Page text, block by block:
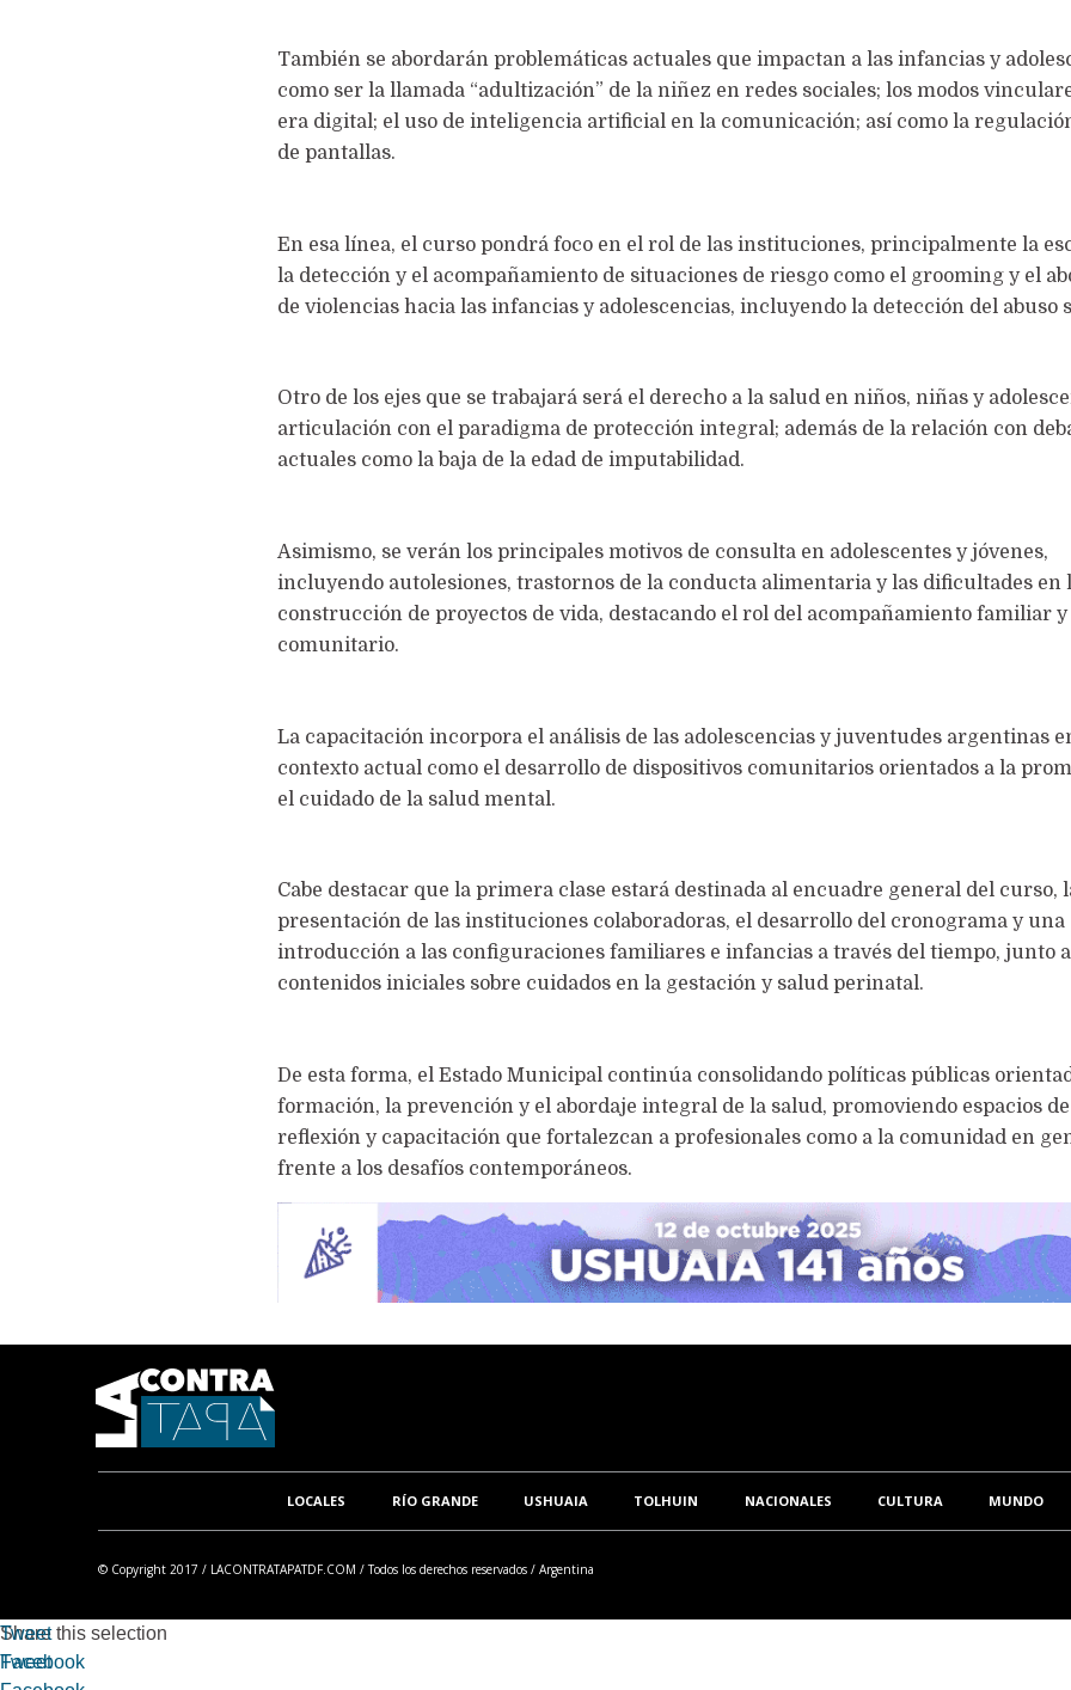
También se abordarán problemáticas actuales que impactan a las infancias y
como ser la llamada “adultización” de la niñez en redes sociales; los modos
era digital; el uso de inteligencia artificial en la comunicación; así como la
de pantallas.
En esa línea, el curso pondrá foco en el rol de las instituciones, principalmente la
la detección y el acompañamiento de situaciones de riesgo como el grooming y el
de violencias hacia las infancias y adolescencias, incluyendo la detección del abuso
Otro de los ejes que se trabajará será el derecho a la salud en niños, niñas y
articulación con el paradigma de protección integral; además de la relación con
actuales como la baja de la edad de imputabilidad.
Asimismo, se verán los principales motivos de consulta en adolescentes y jóvenes,
incluyendo autolesiones, trastornos de la conducta alimentaria y las dificultades en
construcción de proyectos de vida, destacando el rol del acompañamiento familiar y
comunitario.
La capacitación incorpora el análisis de las adolescencias y juventudes argentinas
contexto actual como el desarrollo de dispositivos comunitarios orientados a la
el cuidado de la salud mental.
Cabe destacar que la primera clase estará destinada al encuadre general del curso,
presentación de las instituciones colaboradoras, el desarrollo del cronograma y una
introducción a las configuraciones familiares e infancias a través del tiempo, junto a
contenidos iniciales sobre cuidados en la gestación y salud perinatal.
De esta forma, el Estado Municipal continúa consolidando políticas públicas
formación, la prevención y el abordaje integral de la salud, promoviendo espacios de
reflexión y capacitación que fortalezcan a profesionales como a la comunidad en
frente a los desafíos contemporáneos.
LOCALES RÍO GRANDE USHUAIA TOLHUIN NACIONALES CULTURA MUNDO
© Copyright 2017 / LACONTRATAPATDF.COM / Todos los derechos reservados / Argentina
Tweet
Facebook
Share this selection
Tweet